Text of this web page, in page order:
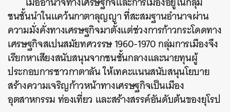
ชนชั้นนำในแคว้นกาตาลุญญา ที่สะสมฐานอำนาจผ่าน
ความมั่งคั่งทางเศรษฐกิจมาตั้งแต่ช่วงการก้าวกระโดดทาง
เศรษฐกิจสเปนสมัยทศวรรษ 1960-1970 กลุ่มการเมืองจึง
เรียกหาเสียงสนับสนุนจากชนชั้นกลางและนายทุนผู้
ประกอบการชาวกาตาลัน ให้เทคะแนนสนับสนุนโยบาย
สร้างความเจริญก้าวหน้าทางเศรษฐกิจเป็นเมือง
อุตสาหกรรม ท่องเที่ยว และสร้างสรรค์อันดับต้นของยุโรป